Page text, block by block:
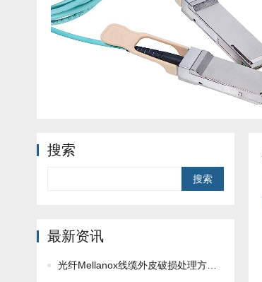
搜索
最新资讯